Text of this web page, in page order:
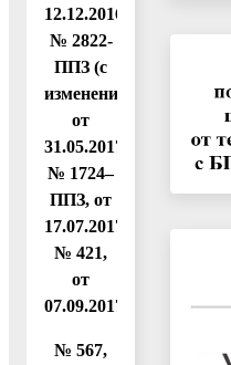
12.12.2016
№ 2822-
ППЗ (с
изменениями
от
31.05.2017
№ 1724–
ППЗ, от
17.07.2017
№ 421,
от
07.09.2017
№ 567,